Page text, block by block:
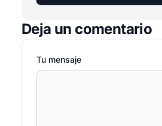
Deja un comentario
Tu mensaje